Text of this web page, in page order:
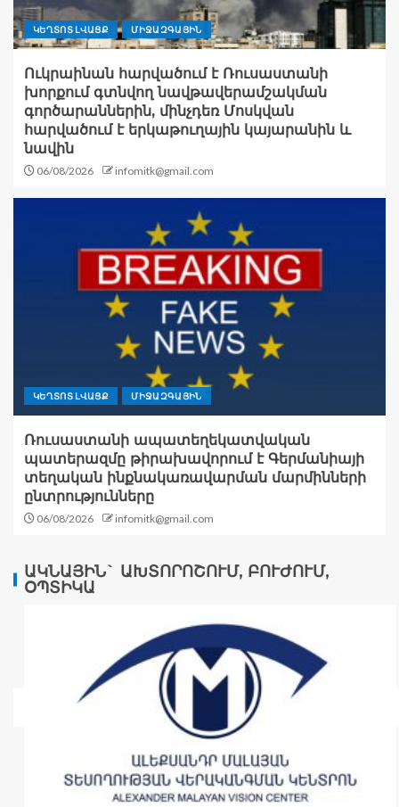
ԿԵՂՏՈՏ ԼՎԱՑՔ ՄԻՋԱԶԳԱՅԻՆ
Ուկրաինան հարվածում է Ռուսաստանի
խորքում գտնվող նավթավերամշակման
գործարաններին, մինչդեռ Մոսկվան
հարվածում է երկաթուղային կայարանին և
նավին
06/08/2026 infomitk@gmail.com
ԿԵՂՏՈՏ ԼՎԱՑՔ ՄԻՋԱԶԳԱՅԻՆ
Ռուսաստանի ապատեղեկատվական
պատերազմը թիրախավորում է Գերմանիայի
տեղական ինքնակառավարման մարմինների
ընտրությունները
06/08/2026 infomitk@gmail.com
ԱԿՆԱՅԻՆ` ԱԽՏՈՐՈՇՈՒՄ, ԲՈՒԺՈՒՄ,
ՕՊՏԻԿԱ